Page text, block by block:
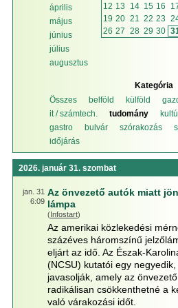
április
május
június
július
augusztus
12 13 14 15 16
19 20 21 22 23
26 27 28 29 30
Kategória
Összes
belföld külföld
it / számtech.
tudomány
gastro
bulvár szórakozás
időjárás
2026. január 31. szombat
jan. 31
6:09
Az önvezető autók miatt
lámpa
(Infostart)
Az amerikai közlekedési
százéves háromszínű
eljárt az idő. Az Észak-
(NCSU) kutatói egy
javasolják, amely az
radikálisan csökkenthetné a
való várakozási időt.